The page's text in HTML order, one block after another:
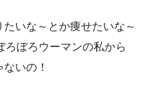
いな～とか痩せたいな～
ろぼろウーマンの私から
いの！